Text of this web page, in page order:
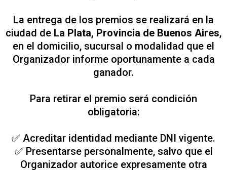
La entrega de los premios se realizará en la
ciudad de La Plata, Provincia de Buenos Aires,
en el domicilio, sucursal o modalidad que el
Organizador informe oportunamente a cada
ganador.
Para retirar el premio será condición
obligatoria:
✅ Acreditar identidad mediante DNI vigente.
✅ Presentarse personalmente, salvo que el
Organizador autorice expresamente otra